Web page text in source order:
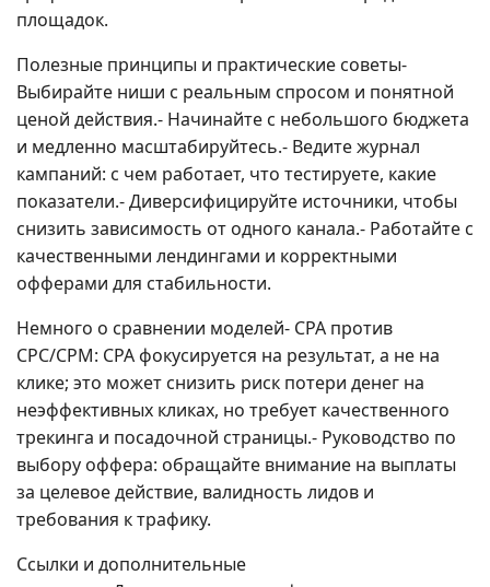
площадок.
Полезные принципы и практические советы-
Выбирайте ниши с реальным спросом и понятной
ценой действия.- Начинайте с небольшого бюджета
и медленно масштабируйтесь.- Ведите журнал
кампаний: с чем работает, что тестируете, какие
показатели.- Диверсифицируйте источники, чтобы
снизить зависимость от одного канала.- Работайте с
качественными лендингами и корректными
офферами для стабильности.
Немного о сравнении моделей- CPA против
CPC/CPM: CPA фокусируется на результат, а не на
клике; это может снизить риск потери денег на
неэффективных кликах, но требует качественного
трекинга и посадочной страницы.- Руководство по
выбору оффера: обращайте внимание на выплаты
за целевое действие, валидность лидов и
требования к трафику.
Ссылки и дополнительные